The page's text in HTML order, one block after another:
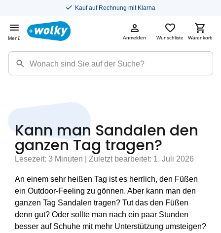
Kauf auf Rechnung mit Klarna
Menü Anmelden Wunschliste Warenkorb
Kann man Sandalen den
ganzen Tag tragen?
Lesezeit: 3 Minuten | Zuletzt bearbeitet: 1. Juli 2026
An einem sehr heißen Tag ist es herrlich, den Füßen
ein Outdoor-Feeling zu gönnen. Aber kann man den
ganzen Tag Sandalen tragen? Tut das den Füßen
denn gut? Oder sollte man nach ein paar Stunden
besser auf Schuhe mit mehr Unterstützung umsteigen?